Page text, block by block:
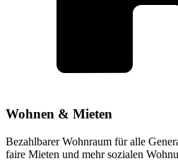
Wohnen & Mieten
Bezahlbarer Wohnraum für alle
faire Mieten und mehr sozialen